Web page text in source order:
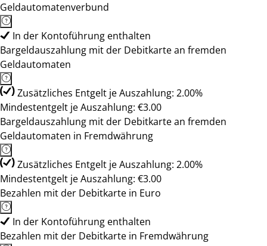
Geldautomatenverbund
In der Kontoführung enthalten
Bargeldauszahlung mit der Debitkarte an fremden
Geldautomaten
Zusätzliches Entgelt je Auszahlung: 2.00%
Mindestentgelt je Auszahlung: €3.00
Bargeldauszahlung mit der Debitkarte an fremden
Geldautomaten in Fremdwährung
Zusätzliches Entgelt je Auszahlung: 2.00%
Mindestentgelt je Auszahlung: €3.00
Bezahlen mit der Debitkarte in Euro
In der Kontoführung enthalten
Bezahlen mit der Debitkarte in Fremdwährung